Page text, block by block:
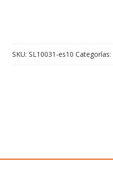
cantidad
SKU: SL10031-es10 Categorías: